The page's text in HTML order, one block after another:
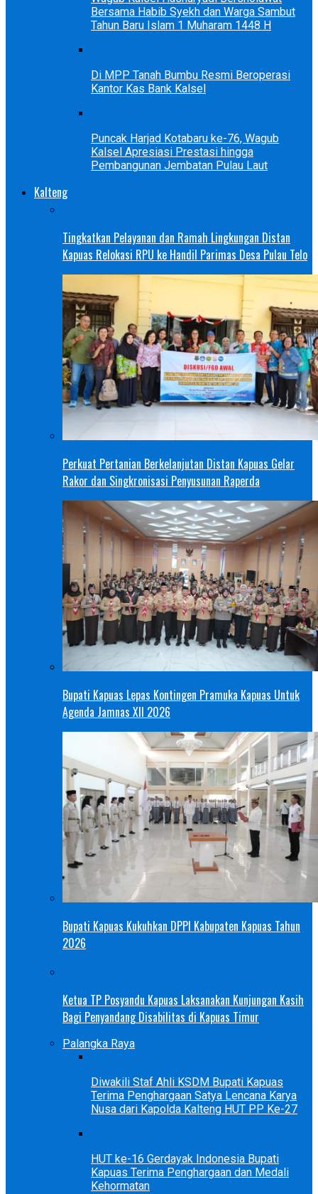
Bersama Habib Syekh dan Warga Sambut
Tahun Baru Islam 1 Muharam 1448 H
Di MPP Tanah Bumbu Resmi Beroperasi
Kantor Kas Bank Kalsel
Puncak Harjad Kotabaru ke-76, Wagub
Kalsel Apresiasi Prestasi hingga
Pembangunan Jembatan Pulau Laut
Kalteng
Tingkatkan Pelayanan dan Ramah Lingkungan Distan
Kapuas Relokasi RPU ke Handil Parimas Desa Pulau Telo
Perkuat Pertanian Berkelanjutan Distan Kapuas Gelar
Rakor dan Singkronisasi Penyusunan Raperda
Bupati Kapuas Lepas Kontingen Pramuka Kapuas Untuk
Agenda Jamnas XII 2026
Bupati Kapuas Kukuhkan DPPI Kabupaten Kapuas Tahun
2026
Ketua TP Posyandu Kapuas Laksanakan Kunjungan Kasih
Bagi Penyandang Disabilitas di Kapuas Timur
Palangka Raya
Diwakili Staf Ahli KSDM Bupati Kapuas
Terima Penghargaan Satya Lencana Karya
Nusa dari Kapolda Kalteng HUT PP Ke-27
HUT ke-16 Gerdayak Indonesia Bupati
Kapuas Terima Penghargaan dan Medali
Kehormatan